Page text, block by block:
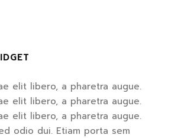
elit libero, a pharetra augue.
elit libero, a pharetra augue.
elit libero, a pharetra augue.
odio dui. Etiam porta sem